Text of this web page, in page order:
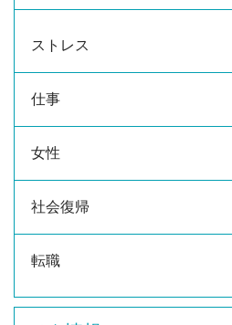
ストレス
仕事
女性
社会復帰
転職